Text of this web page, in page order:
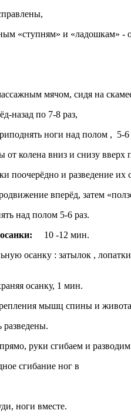
и «ладошкам» -
мячом, сидя на
назад по 7-8 раз,
ноги над полом , 5-6
колена вниз и снизу вверх
и разведение их
вперёд, затем
над полом 5-6 раз.
10 -12 мин.
осанку : затылок ,
осанку, 1 мин.
мышц спины и
руки сгибаем и
сгибание ног в
ноги вместе.